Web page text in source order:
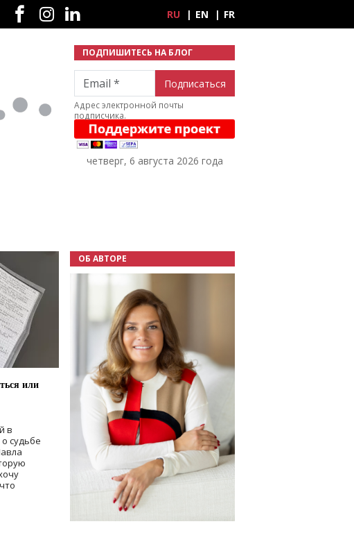
Социальные сети
RU EN FR
ПОДПИШИТЕСЬ НА БЛОГ
Email
Адрес электронной почты
подписчика.
четверг, 6 августа 2026 года
или
в
судьбе
ОБ АВТОРЕ